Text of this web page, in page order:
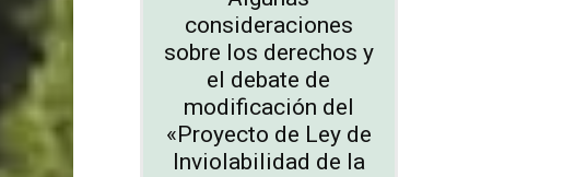
consideraciones
sobre los derechos y
el debate de
modificación del
«Proyecto de Ley de
Inviolabilidad de la